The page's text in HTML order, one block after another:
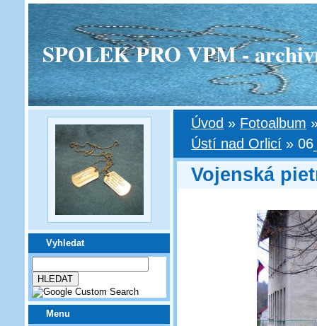
SPOLEK PRO VPM -
Vyhledat
Menu
Úvod » Fotoalbum
Ústí nad Orlicí »
Vojenská